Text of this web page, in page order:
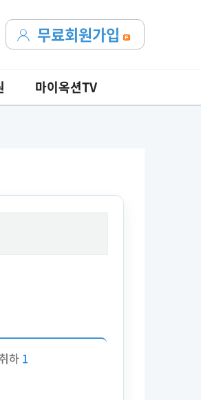
무료회원가입
마이옥션TV
취하 1